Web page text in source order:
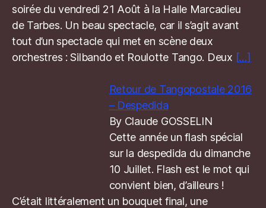
soirée du vendredi 21 Août à la Halle Marcadieu
de Tarbes. Un beau spectacle, car il s’agit avant
tout d’un spectacle qui met en scène deux
orchestres : Silbando et Roulotte Tango. Deux […]
Retour de Tangopostale 2016
– Despedida
By Claude GOSSELIN
Cette année un flash spécial
sur la despedida du dimanche
10 Juillet. Flash est le mot qui
convient bien, d’ailleurs !
C’était littéralement un bouquet final, une